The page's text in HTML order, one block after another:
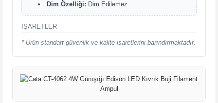
Dim Özelliği: Dim Edilemez
İŞARETLER
* Ürün standart güvenlik ve kalite işaretlerini barındırmaktadır.